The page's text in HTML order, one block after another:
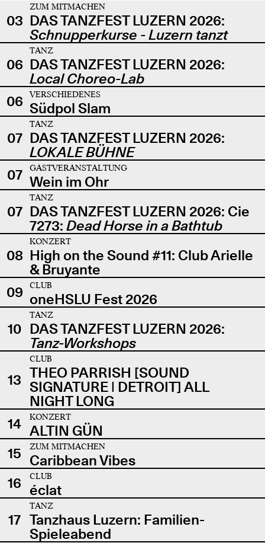
03
ZUM MITMACHEN
DAS TANZFEST LUZERN 2026:
Schnupperkurse - Luzern tanzt
06
TANZ
DAS TANZFEST LUZERN 2026:
Local Choreo-Lab
06
VERSCHIEDENES
Südpol Slam
07
TANZ
DAS TANZFEST LUZERN 2026:
LOKALE BÜHNE
07
GASTVERANSTALTUNG
Wein im Ohr
07
TANZ
DAS TANZFEST LUZERN 2026: Cie
7273: Dead Horse in a Bathtub
08
KONZERT
High on the Sound #11: Club Arielle
& Bruyante
09
CLUB
oneHSLU Fest 2026
10
TANZ
DAS TANZFEST LUZERN 2026:
Tanz-Workshops
13
CLUB
THEO PARRISH [SOUND
SIGNATURE | DETROIT] ALL
NIGHT LONG
14
KONZERT
ALTIN GÜN
15
ZUM MITMACHEN
Caribbean Vibes
16
CLUB
éclat
17
TANZ
Tanzhaus Luzern: Familien-
Spieleabend